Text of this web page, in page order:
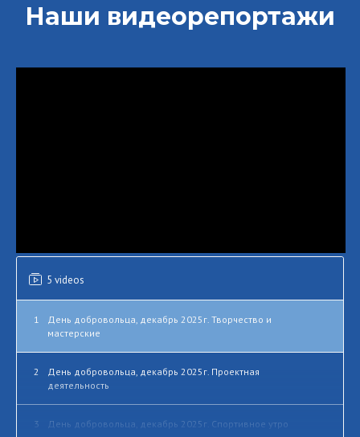
Наши видеорепортажи
5 videos
1
День добровольца, декабрь 2025г. Творчество и
мастерские
2
День добровольца, декабрь 2025г. Проектная
деятельность
3 День добровольца, декабрь 2025г. Спортивное утро